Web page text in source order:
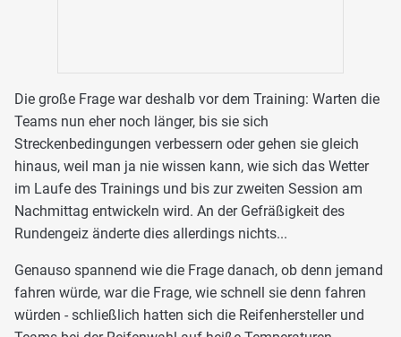
Die große Frage war deshalb vor dem Training: Warten die
Teams nun eher noch länger, bis sie sich
Streckenbedingungen verbessern oder gehen sie gleich
hinaus, weil man ja nie wissen kann, wie sich das Wetter
im Laufe des Trainings und bis zur zweiten Session am
Nachmittag entwickeln wird. An der Gefräßigkeit des
Rundengeiz änderte dies allerdings nichts...
Genauso spannend wie die Frage danach, ob denn jemand
fahren würde, war die Frage, wie schnell sie denn fahren
würden - schließlich hatten sich die Reifenhersteller und